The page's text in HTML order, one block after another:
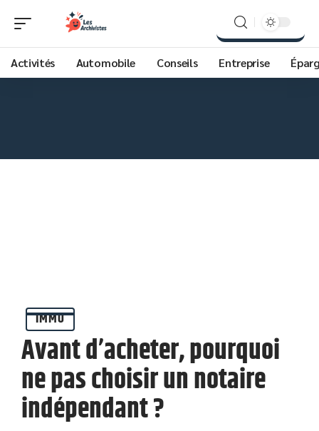
Activités Automobile Conseils Entreprise
IMMO
Avant d’acheter, pourquoi
ne pas choisir un notaire
indépendant ?